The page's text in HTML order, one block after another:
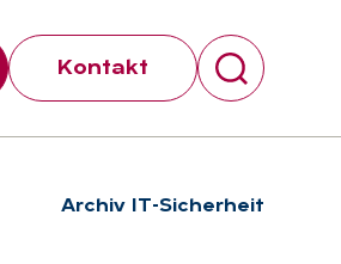
Kontakt
Archiv IT-Sicherheit